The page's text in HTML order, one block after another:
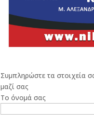
Συμπληρώστε τα στοιχεία
μαζί σας
Το όνομά σας